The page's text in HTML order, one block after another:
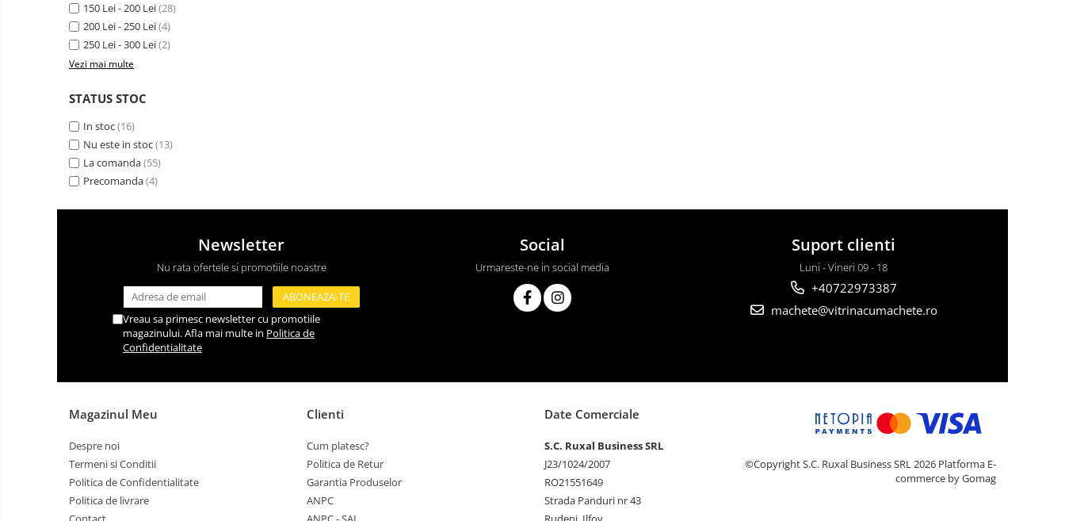
150 Lei - 200 Lei(28)
200 Lei - 250 Lei(4)
250 Lei - 300 Lei(2)
Vezi mai multe
STATUS STOC
In stoc(16)
Nu este in stoc(13)
La comanda(55)
Precomanda(4)
Newsletter
Nu rata ofertele si promotiile noastre
Vreau sa primesc newsletter cu promotiile
magazinului. Afla mai multe in Politica de
Confidentialitate
Social
Urmareste-ne in social media
Suport clienti
Luni - Vineri 09 - 18
+40722973387
machete@vitrinacumachete.ro
Magazinul Meu
Despre noi
Termeni si Conditii
Politica de Confidentialitate
Politica de livrare
Clienti
Cum platesc?
Politica de Retur
Garantia Produselor
ANPC
Date Comerciale
S.C. Ruxal Business SRL
J23/1024/2007
RO21551649
Strada Panduri nr 43
©Copyright S.C. Ruxal Business SRL 2026 Platforma E-
commerce by Gomag